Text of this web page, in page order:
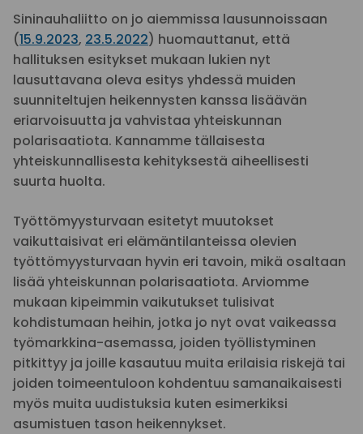
Sininauhaliitto on jo aiemmissa lausunnoissaan
(15.9.2023, 23.5.2022) huomauttanut, että
hallituksen esitykset mukaan lukien nyt
lausuttavana oleva esitys yhdessä muiden
suunniteltujen heikennysten kanssa lisäävän
eriarvoisuutta ja vahvistaa yhteiskunnan
polarisaatiota. Kannamme tällaisesta
yhteiskunnallisesta kehityksestä aiheellisesti
suurta huolta.
Työttömyysturvaan esitetyt muutokset
vaikuttaisivat eri elämäntilanteissa olevien
työttömyysturvaan hyvin eri tavoin, mikä osaltaan
lisää yhteiskunnan polarisaatiota. Arviomme
mukaan kipeimmin vaikutukset tulisivat
kohdistumaan heihin, jotka jo nyt ovat vaikeassa
työmarkkina-asemassa, joiden työllistyminen
pitkittyy ja joille kasautuu muita erilaisia riskejä tai
joiden toimeentuloon kohdentuu samanaikaisesti
myös muita uudistuksia kuten esimerkiksi
asumistuen tason heikennykset.